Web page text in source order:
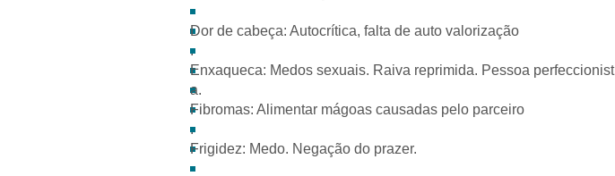
Dor de cabeça: Autocrítica, falta de auto valorização
.
Enxaqueca: Medos sexuais. Raiva reprimida. Pessoa perfeccionist
a.
Fibromas: Alimentar mágoas causadas pelo parceiro
.
Frigidez: Medo. Negação do prazer.